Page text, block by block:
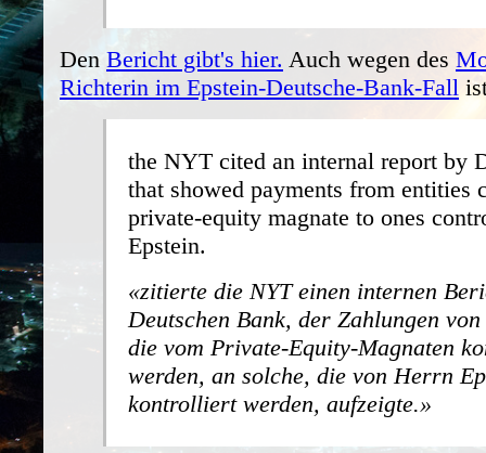
Den Bericht gibt's hier. Auch wegen des
Richterin im Epstein-Deutsche-Bank-Fall
the NYT cited an internal report by
that showed payments from entities
private-equity magnate to ones
Epstein.
zitierte die NYT einen internen
Deutschen Bank, der Zahlungen
die vom Private-Equity-Magnaten
werden, an solche, die von Herrn
kontrolliert werden, aufzeigte.